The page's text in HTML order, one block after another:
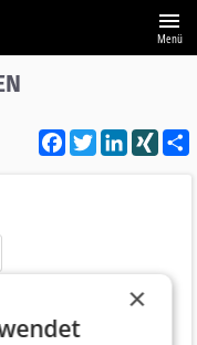
menu
Menü
Facebook
Twitter XING
×